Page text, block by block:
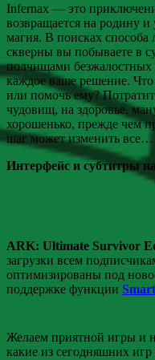
Infernax — это
возвращается на родину и
магия. В поисках
скверны вы побываете в
полчищами
каждое ваше решение. Что
или помочь ему?
чудовищ, на здоровье,
хорошенько, прежде чем
шаг может изменить все…
Интерфейс и субтитры
ARK: Ultimate Survivor
загрузки всем
оптимизированы под
поддержке функции
Желаем приятной игры и
какие из сегодняшних